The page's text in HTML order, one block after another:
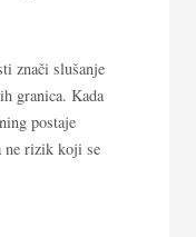
znači slušanje
granica. Kada
postaje
ne rizik koji se